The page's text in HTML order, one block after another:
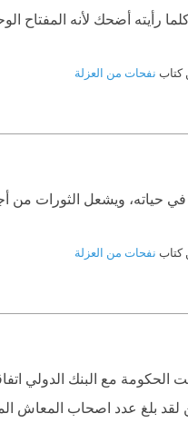
رأيته أضحك لأنه المفتاح
كتاب نفحات من العزلة
حياته، ويشعل الثورات من
كتاب نفحات من العزلة
الحكومة مع البنك الدولي
المعاش المبكر 2 مليون مواطن هم ضحايا إعادة